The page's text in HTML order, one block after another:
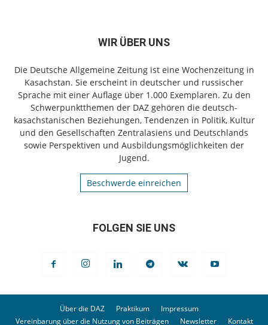
WIR ÜBER UNS
Die Deutsche Allgemeine Zeitung ist eine Wochenzeitung in
Kasachstan. Sie erscheint in deutscher und russischer
Sprache mit einer Auflage über 1.000 Exemplaren. Zu den
Schwerpunktthemen der DAZ gehören die deutsch-
kasachstanischen Beziehungen, Tendenzen in Politik, Kultur
und den Gesellschaften Zentralasiens und Deutschlands
sowie Perspektiven und Ausbildungsmöglichkeiten der
Jugend.
Beschwerde einreichen
FOLGEN SIE UNS
Über die DAZ Praktikum
Impressum
Vereinbarung über die Nutzung von Beiträgen
Newsletter Kontakt